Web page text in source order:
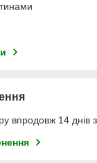
впродовж 14 днів